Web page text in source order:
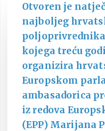
Otvoren je
najboljeg
kojega treću
organizira
Europskom
ambasadorica
iz redova
(EPP) Marijana